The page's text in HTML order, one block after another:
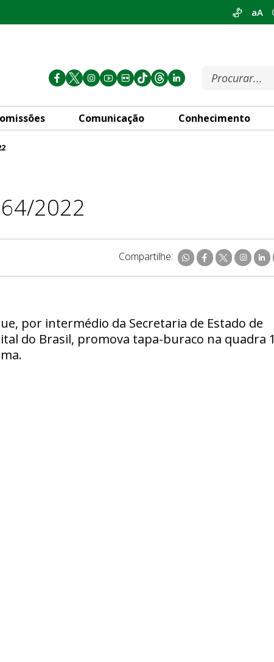
aA
Comunicação Conhecimento
2022
Compartilhe:
por intermédio da Secretaria de Estado de
do Brasil, promova tapa-buraco na quadra